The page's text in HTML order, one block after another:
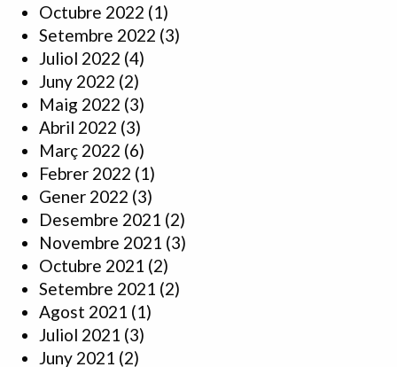
Octubre 2022 (1)
Setembre 2022 (3)
Juliol 2022 (4)
Juny 2022 (2)
Maig 2022 (3)
Abril 2022 (3)
Març 2022 (6)
Febrer 2022 (1)
Gener 2022 (3)
Desembre 2021 (2)
Novembre 2021 (3)
Octubre 2021 (2)
Setembre 2021 (2)
Agost 2021 (1)
Juliol 2021 (3)
Juny 2021 (2)